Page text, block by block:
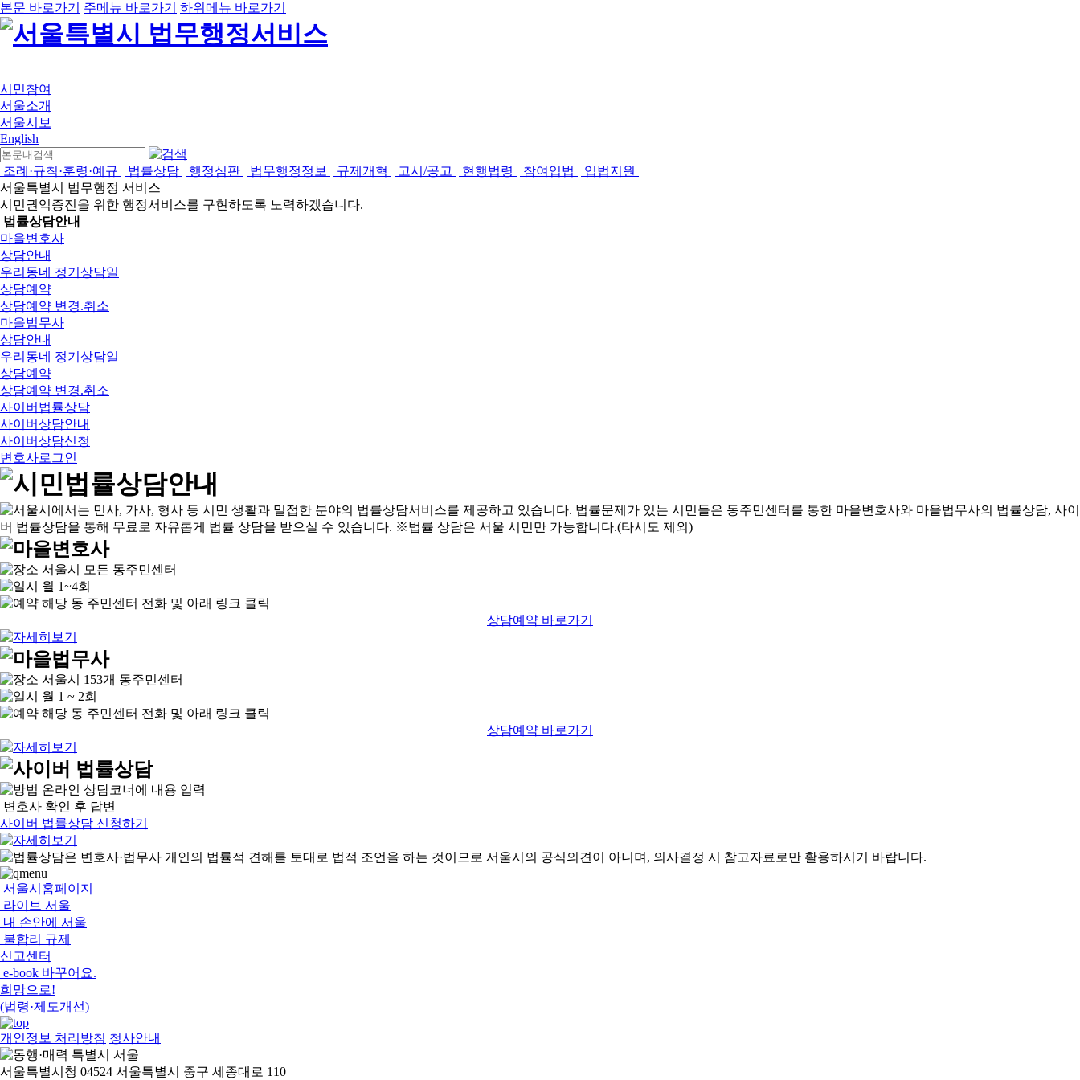
본문 바로가기 주메뉴 바로가기 하위메뉴 바로가기
시민참여
서울소개
서울시보
English
조례·규칙·훈령·예규 법률상담 행정심판 법무행정정보 규제개혁 고시/공고 현행법령 참여입법
입법지원
서울특별시 법무행정 서비스
시민권익증진을 위한 행정서비스를 구현하도록 노력하겠습니다.
법률상담안내
마을변호사
상담안내
우리동네 정기상담일
상담예약
상담예약 변경.취소
마을법무사
상담안내
우리동네 정기상담일
상담예약
상담예약 변경.취소
사이버법률상담
사이버상담안내
사이버상담신청
변호사로그인
서울시 모든 동주민센터
월 1~4회
해당 동 주민센터 전화 및 아래 링크 클릭
상담예약 바로가기
서울시 153개 동주민센터
월 1 ~ 2회
해당 동 주민센터 전화 및 아래 링크 클릭
상담예약 바로가기
온라인 상담코너에 내용 입력
변호사 확인 후 답변
사이버 법률상담 신청하기
서울시홈페이지
라이브 서울
내 손안에 서울
불합리 규제
신고센터
e-book 바꾸어요.
희망으로!
(법령·제도개선)
개인정보 처리방침 청사안내
서울특별시청 04524 서울특별시 중구 세종대로 110